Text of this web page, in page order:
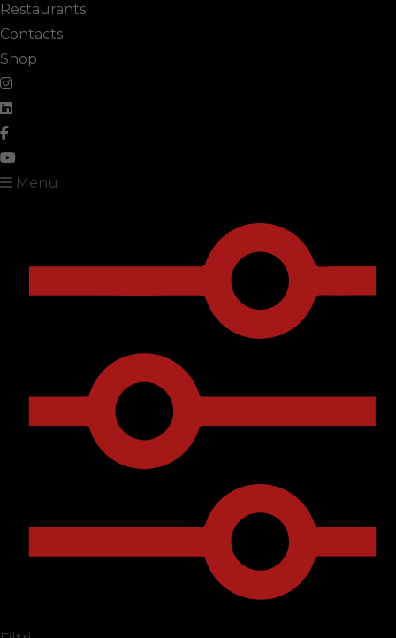
Restaurants
Contacts
Shop
Menu